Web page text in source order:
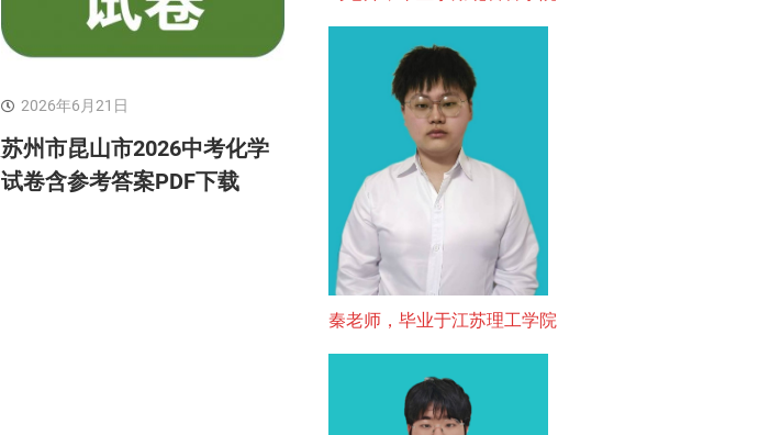
2026年6月21日
苏州市昆山市2026中考化学
试卷含参考答案PDF下载
秦老师，毕业于江苏理工学院